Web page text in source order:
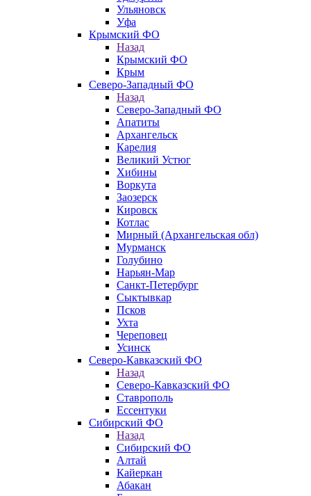
Ульяновск
Уфа
Крымский ФО
Назад
Крымский ФО
Крым
Северо-Западный ФО
Назад
Северо-Западный ФО
Апатиты
Архангельск
Карелия
Великий Устюг
Хибины
Воркута
Заозерск
Кировск
Котлас
Мирный (Архангельская обл)
Мурманск
Голубино
Нарьян-Мар
Санкт-Петербург
Сыктывкар
Псков
Ухта
Череповец
Усинск
Северо-Кавказский ФО
Назад
Северо-Кавказский ФО
Ставрополь
Ессентуки
Сибирский ФО
Назад
Сибирский ФО
Алтай
Кайеркан
Абакан